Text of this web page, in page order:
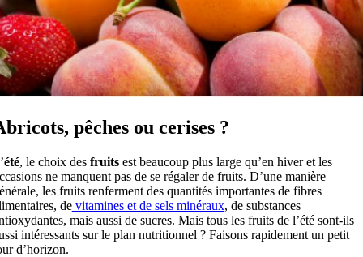
pêches ou cerises ?
été, le choix des fruitsest beaucoup plus large qu’en hiver et les
ne manquent pas de se régaler de fruits. D’une manière
les fruits renferment des quantités importantes de fibres
devitamines et de sels minéraux, de substances
mais aussi de sucres. Mais tous les fruits de l’été sont-ils
intéressants sur le plan nutritionnel ? Faisons rapidement un petit
d’horizon.